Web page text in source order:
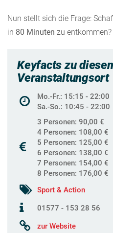
Nun stellt sich die Frage:
in 80 Minuten zu entkommen?
Keyfacts zu
Veranstaltungsort
Mo.-Fr.: 15:15 - 22:00
Sa.-So.: 10:45 - 22:00
3 Personen: 90,00 €
4 Personen: 108,00 €
5 Personen: 125,00 €
6 Personen: 138,00 €
7 Personen: 154,00 €
8 Personen: 176,00 €
Sport & Action
01577 - 153 28 56
zur Website